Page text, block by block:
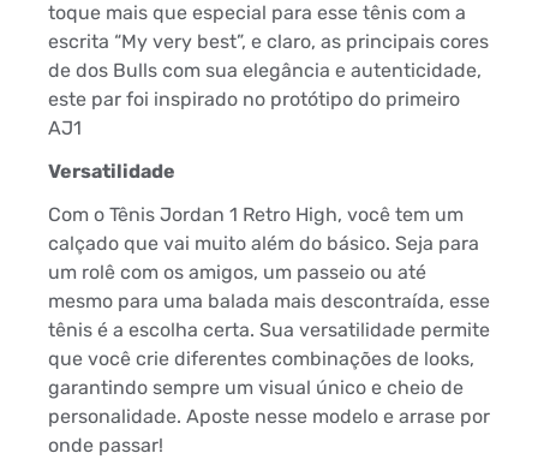
toque mais que especial para esse tênis com a
escrita “My very best”, e claro, as principais cores
de dos Bulls com sua elegância e autenticidade,
este par foi inspirado no protótipo do primeiro
AJ1
Versatilidade
Com o Tênis Jordan 1 Retro High, você tem um
calçado que vai muito além do básico. Seja para
um rolê com os amigos, um passeio ou até
mesmo para uma balada mais descontraída, esse
tênis é a escolha certa. Sua versatilidade permite
que você crie diferentes combinações de looks,
garantindo sempre um visual único e cheio de
personalidade. Aposte nesse modelo e arrase por
onde passar!